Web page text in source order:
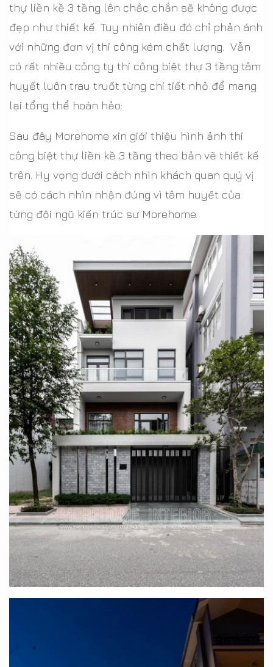
thự liền kề 3 tầng lên chắc chắn sẽ không được
đẹp như thiết kế. Tuy nhiên điều đó chỉ phản ánh
với những đơn vị thi công kém chất lượng. Vẫn
có rất nhiều công ty thi công biệt thự 3 tầng tâm
huyết luôn trau truốt từng chi tiết nhỏ để mang
lại tổng thể hoàn hảo:
Sau đây Morehome xin giới thiệu hình ảnh thi
công biệt thự liền kề 3 tầng theo bản vẽ thiết kế
trên. Hy vọng dưới cách nhìn khách quan quý vị
sẽ có cách nhìn nhận đúng vì tâm huyết của
từng đội ngũ kiến trúc sư Morehome.